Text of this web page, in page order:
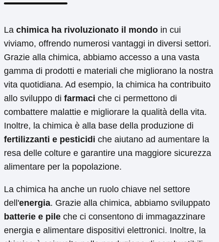
La chimica ha rivoluzionato il mondo in cui
viviamo, offrendo numerosi vantaggi in diversi settori.
Grazie alla chimica, abbiamo accesso a una vasta
gamma di prodotti e materiali che migliorano la nostra
vita quotidiana. Ad esempio, la chimica ha contribuito
allo sviluppo di farmaci che ci permettono di
combattere malattie e migliorare la qualità della vita.
Inoltre, la chimica è alla base della produzione di
fertilizzanti e pesticidi che aiutano ad aumentare la
resa delle colture e garantire una maggiore sicurezza
alimentare per la popolazione.
La chimica ha anche un ruolo chiave nel settore
dell'energia. Grazie alla chimica, abbiamo sviluppato
batterie e pile che ci consentono di immagazzinare
energia e alimentare dispositivi elettronici. Inoltre, la